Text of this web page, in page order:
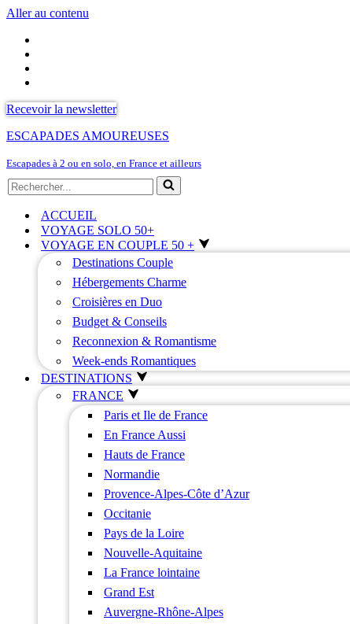
Aller au contenu
Recevoir la newsletter
ESCAPADES AMOUREUSES
Escapades à 2 ou en solo, en France et ailleurs
Rechercher...
ACCUEIL
VOYAGE SOLO 50+
VOYAGE EN COUPLE 50 +
Destinations Couple
Hébergements Charme
Croisières en Duo
Budget & Conseils
Reconnexion & Romantisme
Week-ends Romantiques
DESTINATIONS
FRANCE
Paris et Ile de France
En France Aussi
Hauts de France
Normandie
Provence-Alpes-Côte d’Azur
Occitanie
Pays de la Loire
Nouvelle-Aquitaine
La France lointaine
Grand Est
Auvergne-Rhône-Alpes